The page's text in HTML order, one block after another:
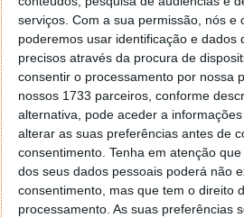
serviços. Com a sua permissão, nós e
poderemos usar identificação e dados
precisos através da procura de
consentir o processamento por nossa
nossos 1733 parceiros, conforme
alternativa, pode aceder a
alterar as suas preferências antes de
consentimento. Tenha em atenção
dos seus dados pessoais poderá não
consentimento, mas que tem o direito
processamento. As suas preferências
Até ao momento ainda não se
unidades serão chamadas à
do software.
Este artigo tem
Acompanhe o Pplware no